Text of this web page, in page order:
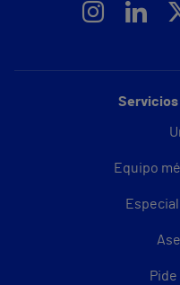
Servicios
Equipo